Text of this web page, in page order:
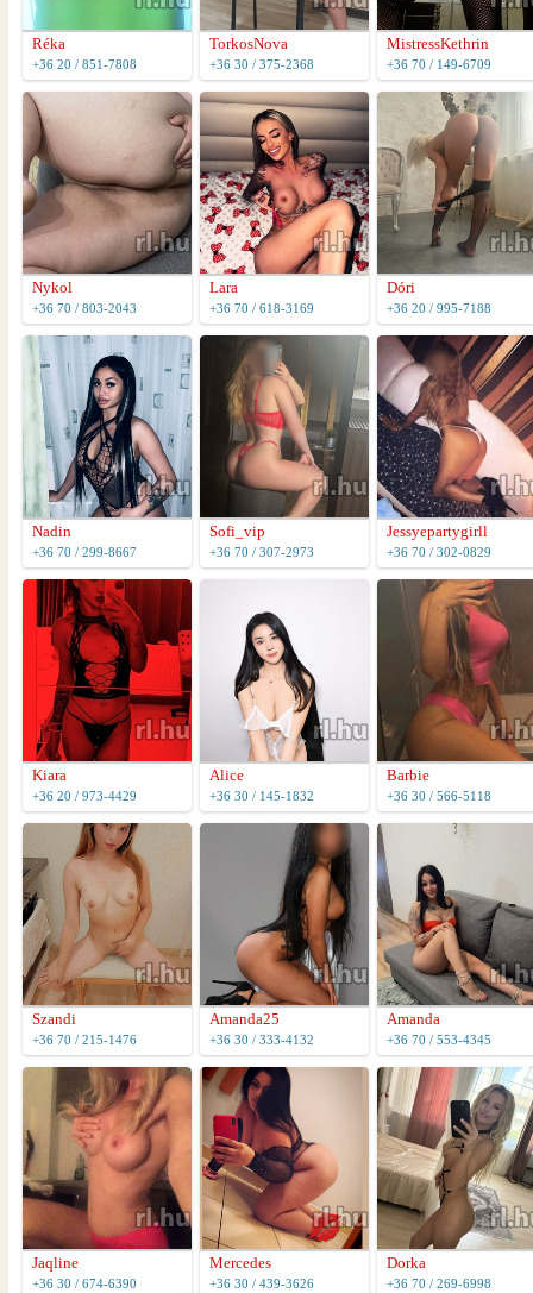
Réka
+36 20 / 851-7808
TorkosNova
+36 30 / 375-2368
MistressKethrin
+36 70 / 149-6709
Nykol
+36 70 / 803-2043
Lara
+36 70 / 618-3169
Dóri
+36 20 / 995-7188
Nadin
+36 70 / 299-8667
Sofi_vip
+36 70 / 307-2973
Jessyepartygirll
+36 70 / 302-0829
Kiara
+36 20 / 973-4429
Alice
+36 30 / 145-1832
Barbie
+36 30 / 566-5118
Szandi
+36 70 / 215-1476
Amanda25
+36 30 / 333-4132
Amanda
+36 70 / 553-4345
Jaqline
+36 30 / 674-6390
Mercedes
+36 30 / 439-3626
Dorka
+36 70 / 269-6998